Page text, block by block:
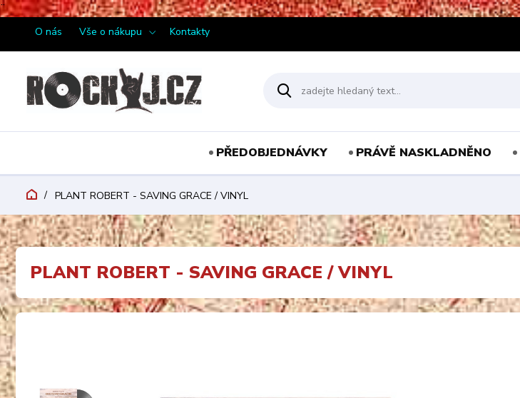
¨
O nás Vše o nákupu Kontakty
PŘEDOBJEDNÁVKY PRÁVĚ NASKLADNĚNO
PLANT ROBERT - SAVING GRACE / VINYL
PLANT ROBERT - SAVING GRACE / VINYL